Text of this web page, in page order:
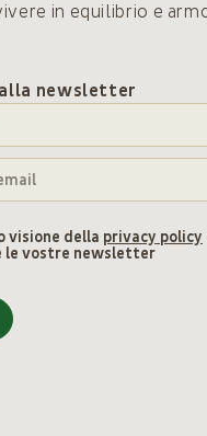
in equilibrio e
newsletter
visione della privacy policy
le vostre newsletter